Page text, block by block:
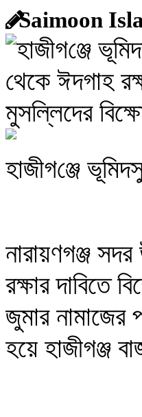
Saimoon
হাজীগ‌ঞ্জে
নারায়ণগঞ্জ
রক্ষার দাবিতে
জুমার নামাজের
হয়ে হাজীগঞ্জ